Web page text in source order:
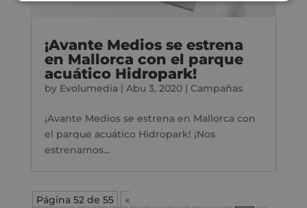
¡Avante Medios se estrena
en Mallorca con el parque
acuático Hidropark!
by Evolumedia | Abu 3, 2020| Campañas
¡Avante Medios se estrena en Mallorca con
el parque acuático Hidropark! ¡Nos
estrenamos...
Página 52 de 55
«